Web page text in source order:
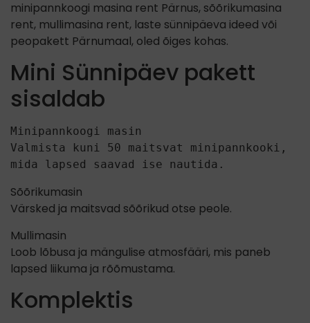
minipannkoogi masina rent Pärnus, sõõrikumasina
rent, mullimasina rent, laste sünnipäeva ideed või
peopakett Pärnumaal, oled õiges kohas.
Mini Sünnipäev pakett
sisaldab
Minipannkoogi masin
Valmista kuni 50 maitsvat minipannkooki,
mida lapsed saavad ise nautida.
Sõõrikumasin
Värsked ja maitsvad sõõrikud otse peole.
Mullimasin
Loob lõbusa ja mängulise atmosfääri, mis paneb
lapsed liikuma ja rõõmustama.
Komplektis